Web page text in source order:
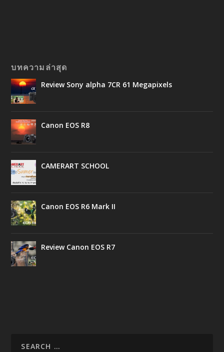
บทความล่าสุด
Review Sony alpha 7CR 61 Megapixels
Canon EOS R8
CAMERART SCHOOL
Canon EOS R6 Mark II
Review Canon EOS R7